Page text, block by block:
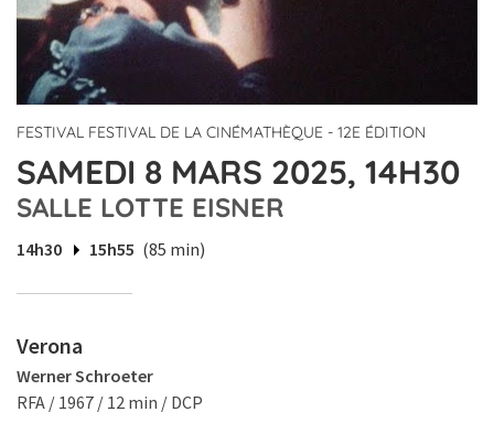
FESTIVAL FESTIVAL DE LA CINÉMATHÈQUE - 12E ÉDITION
SAMEDI 8 MARS 2025, 14H30
SALLE LOTTE EISNER
14h30 15h55 (85 min)
Verona
Werner Schroeter
RFA / 1967 / 12 min / DCP